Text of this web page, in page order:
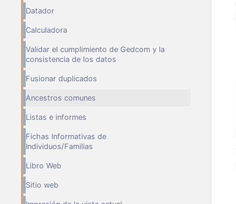
Datador
Calculadora
Validar el cumplimiento de Gedcom y la
consistencia de los datos
Fusionar duplicados
Ancestros comunes
Listas e informes
Fichas Informativas de
Individuos/Familias
Libro Web
Sitio web